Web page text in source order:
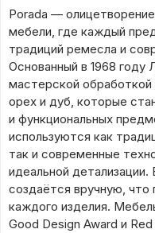
Porada —
мебели, где каждый
традиций ремесла и
Основанный в 1968 году
мастерской обработкой
орех и дуб, которые
и функциональных
используются как
так и современные
идеальной
создаётся вручную, что
каждого изделия.
Good Design Award и